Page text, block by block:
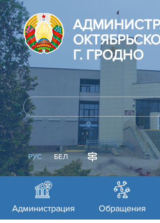
Г. ГРОДНО
РУС БЕЛ
Администрация Обращения